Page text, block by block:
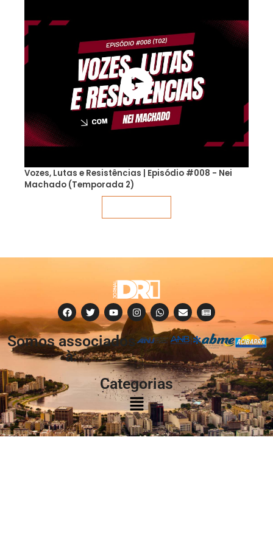
Vozes, Lutas e Resistências | Episódio #008 - Nei
Machado (Temporada 2)
Somos associados
à:
Categorias